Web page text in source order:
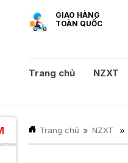
GIAO HÀNG
TOÀN QUỐC
Trang chủ NZXT
Trang chủ NZXT